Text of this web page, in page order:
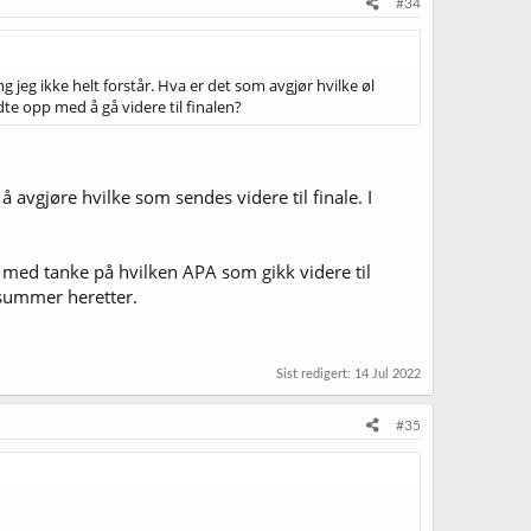
#34
jeg ikke helt forstår. Hva er det som avgjør hvilke øl
opp med å gå videre til finalen?
avgjøre hvilke som sendes videre til finale. I
tanke på hvilken APA som gikk videre til
heretter.
Sist redigert: 14 Jul 2022
#35